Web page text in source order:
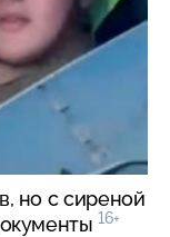
но с сиреной
16+